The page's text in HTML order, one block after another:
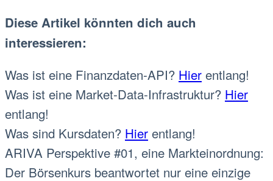
Diese Artikel könnten dich auch
interessieren:
Was ist eine Finanzdaten-API? Hier entlang!
Was ist eine Market-Data-Infrastruktur? Hier
entlang!
Was sind Kursdaten? Hier entlang!
ARIVA Perspektive #01, eine Markteinordnung:
Der Börsenkurs beantwortet nur eine einzige